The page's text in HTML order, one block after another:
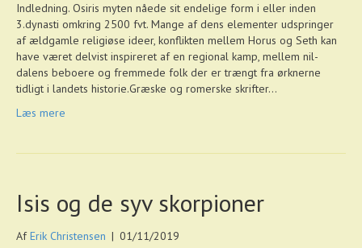
Indledning. Osiris myten nåede sit endelige form i eller inden
3.dynasti omkring 2500 fvt. Mange af dens elementer udspringer
af ældgamle religiøse ideer, konflikten mellem Horus og Seth kan
have været delvist inspireret af en regional kamp, mellem nil-
dalens beboere og fremmede folk der er trængt fra ørknerne
tidligt i landets historie.Græske og romerske skrifter…
Læs mere
Isis og de syv skorpioner
AfErik Christensen | 01/11/2019